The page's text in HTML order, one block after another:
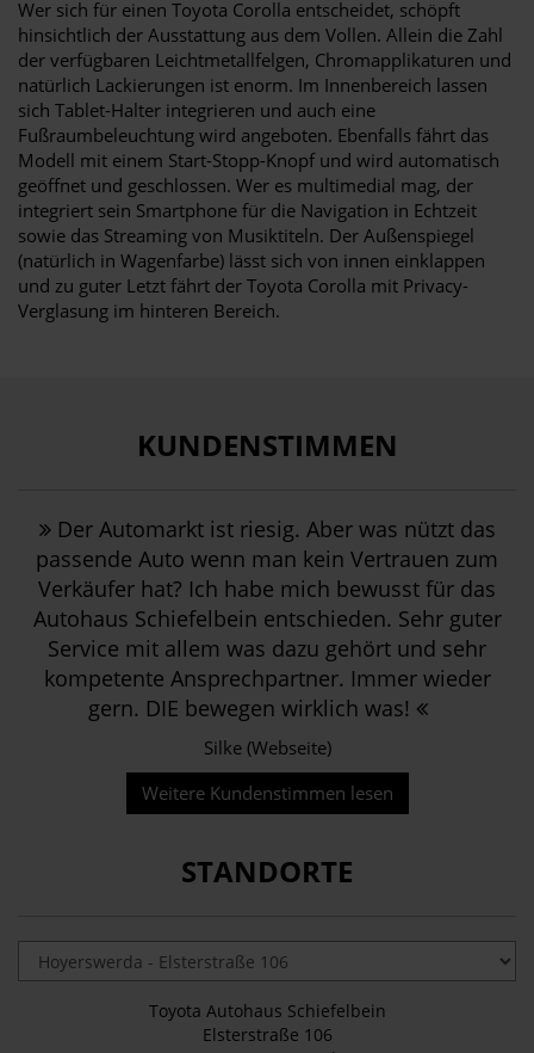
Wer sich für einen Toyota Corolla entscheidet, schöpft
hinsichtlich der Ausstattung aus dem Vollen. Allein die Zahl
der verfügbaren Leichtmetallfelgen, Chromapplikaturen und
natürlich Lackierungen ist enorm. Im Innenbereich lassen
sich Tablet-Halter integrieren und auch eine
Fußraumbeleuchtung wird angeboten. Ebenfalls fährt das
Modell mit einem Start-Stopp-Knopf und wird automatisch
geöffnet und geschlossen. Wer es multimedial mag, der
integriert sein Smartphone für die Navigation in Echtzeit
sowie das Streaming von Musiktiteln. Der Außenspiegel
(natürlich in Wagenfarbe) lässt sich von innen einklappen
und zu guter Letzt fährt der Toyota Corolla mit Privacy-
Verglasung im hinteren Bereich.
KUNDENSTIMMEN
Der Automarkt ist riesig. Aber was nützt das
passende Auto wenn man kein Vertrauen zum
Verkäufer hat? Ich habe mich bewusst für das
Autohaus Schiefelbein entschieden. Sehr guter
Service mit allem was dazu gehört und sehr
kompetente Ansprechpartner. Immer wieder
gern. DIE bewegen wirklich was!
Silke (Webseite)
Weitere Kundenstimmen lesen
STANDORTE
Toyota Autohaus Schiefelbein
Elsterstraße 106